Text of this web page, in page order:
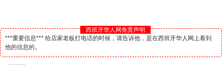
西班牙华人网免责声明
***重要信息*** 给店家老板打电话的时候，请告诉他，是在西班牙华人网上看到
他的信息的。